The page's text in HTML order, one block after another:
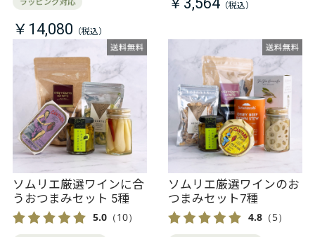
￥14,080
ソムリエ厳選ワインに合
うおつまみセット 5種
5.0（10）
ソムリエ厳選ワインのお
つまみセット7種
4.8（5）